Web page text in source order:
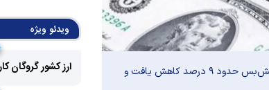
قیمت نفت پس از اعلام ایران مبنی بر بازگشایی تنگه هرمز تا پایان آتش‌بس حدود ۹ درصد کاهش یافت و
امنیت دریایی به
کدام گروه‌های
رویه جدید ارز
ویدئو ویژه
ارز کشور گروگان